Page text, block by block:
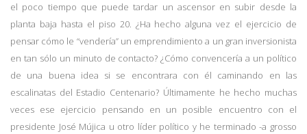
el poco tiempo que puede tardar un ascensor en subir desde la
planta baja hasta el piso 20. ¿Ha hecho alguna vez el ejercicio de
pensar cómo le “vendería” un emprendimiento a un gran inversionista
en tan sólo un minuto de contacto? ¿Cómo convencería a un político
de una buena idea si se encontrara con él caminando en las
escalinatas del Estadio Centenario? Últimamente he hecho muchas
veces ese ejercicio pensando en un posible encuentro con el
presidente José Mújica u otro líder político y he terminado -a grosso